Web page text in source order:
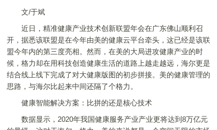
文/于斌
近日，精准健康产业技术创新联盟年会在广东佛山顺利召
开，据悉该联盟是在今年由美的健康云平台牵头，这已经是该联
盟今年内的第三度亮相。然而，在美的大局进攻健康产业的时
候，格力却在用科技创造健康生活的道路上越走越远，海尔更是
结合线上线下完成了对大健康版图的初步拼接。美的健康管理的
思路，与海尔比起来中间还隔了个格力。
健康智能解决方案：比拼的还是核心技术
数据显示，2020年我国健康服务产业产业更将达到8万亿元